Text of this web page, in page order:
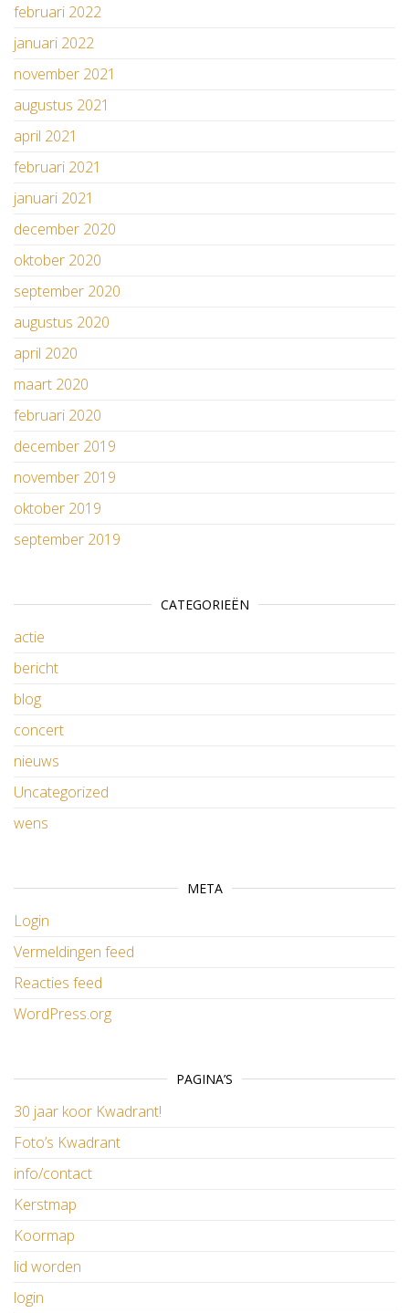
februari 2022
januari 2022
november 2021
augustus 2021
april 2021
februari 2021
januari 2021
december 2020
oktober 2020
september 2020
augustus 2020
april 2020
maart 2020
februari 2020
december 2019
november 2019
oktober 2019
september 2019
CATEGORIEËN
actie
bericht
blog
concert
nieuws
Uncategorized
wens
META
Login
Vermeldingen feed
Reacties feed
WordPress.org
PAGINA’S
30 jaar koor Kwadrant!
Foto’s Kwadrant
info/contact
Kerstmap
Koormap
lid worden
login